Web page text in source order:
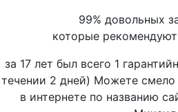
99% довольных
которые
за 17 лет был всего 1
течении 2 дней) Можете
в интернете по названию